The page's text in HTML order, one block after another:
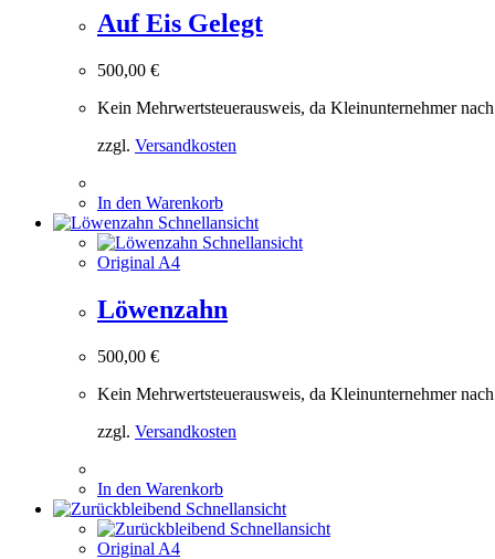
Auf Eis Gelegt
500,00 €
Kein Mehrwertsteuerausweis, da Kleinunternehmer
zzgl. Versandkosten
In den Warenkorb
Schnellansicht
Schnellansicht
Original A4
Löwenzahn
500,00 €
Kein Mehrwertsteuerausweis, da Kleinunternehmer
zzgl. Versandkosten
In den Warenkorb
Schnellansicht
Schnellansicht
Original A4